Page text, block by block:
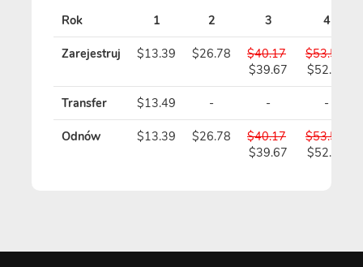
Rok 1 2 3 4
Zarejestruj $13.39 $26.78
$40.17
$39.67
$53.56
$52.56
Transfer $13.49 - - -
Odnów $13.39 $26.78
$40.17
$39.67
$53.56
$52.56